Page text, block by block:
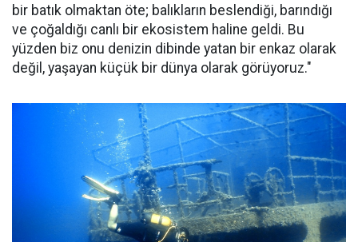
bir batık olmaktan öte; balıkların beslendiği, barındığı
ve çoğaldığı canlı bir ekosistem haline geldi. Bu
yüzden biz onu denizin dibinde yatan bir enkaz olarak
değil, yaşayan küçük bir dünya olarak görüyoruz."